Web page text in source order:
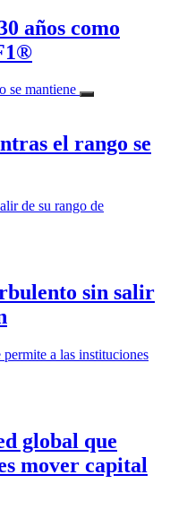
años como
el rango se
sin salir
global que
mover capital